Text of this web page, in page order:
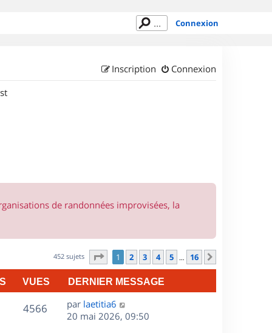
Connexion
Connexion
Inscription
de randonnées improvisées, la
452 sujets Page sur16
1 2 3 4 5 … 16
VUES DERNIER MESSAGE
4566V
D
e
par laetitia6
20 mai 2026, 09:50